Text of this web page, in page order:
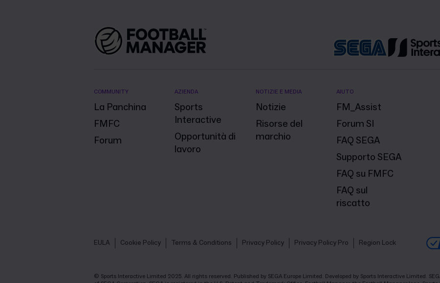
COMMUNITY
La Panchina
FMFC
Forum
AZIENDA
Sports
Interactive
Opportunità di
lavoro
NOTIZIE E MEDIA
Notizie
Risorse del
marchio
AIUTO
FM_Assist
Forum SI
FAQ SEGA
Supporto SEGA
FAQ su FMFC
FAQ sul
riscatto
EULA Cookie Policy Terms & Conditions Privacy Policy Privacy Policy Pro Region Lock
© Sports Interactive Limited 2025. All rights reserved. Published by SEGA Europe Limited. Developed by Sports Interactive Limited.